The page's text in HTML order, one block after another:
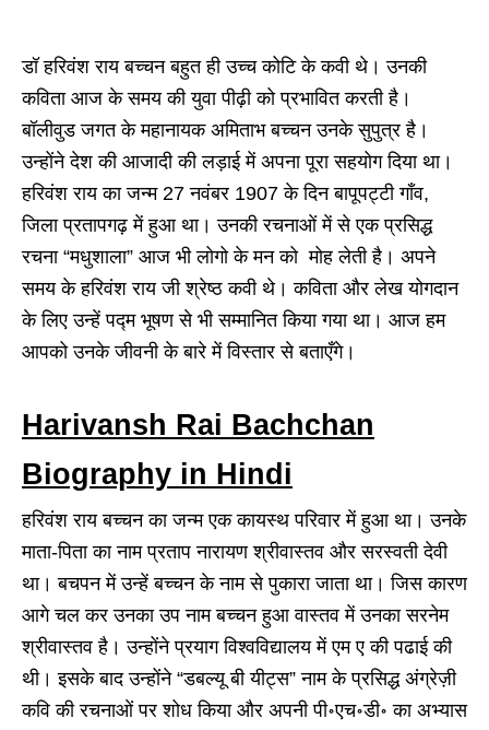
डॉ हरिवंश राय बच्चन बहुत ही उच्च कोटि के कवी थे। उनकी
कविता आज के समय की युवा पीढ़ी को प्रभावित करती है।
बॉलीवुड जगत के महानायक अमिताभ बच्चन उनके सुपुत्र है।
उन्होंने देश की आजादी की लड़ाई में अपना पूरा सहयोग दिया था।
हरिवंश राय का जन्म 27 नवंबर 1907 के दिन बापूपट्टी गाँव,
जिला प्रतापगढ़ में हुआ था। उनकी रचनाओं में से एक प्रसिद्ध
रचना “मधुशाला” आज भी लोगो के मन को मोह लेती है। अपने
समय के हरिवंश राय जी श्रेष्ठ कवी थे। कविता और लेख योगदान
के लिए उन्हें पद्म भूषण से भी सम्मानित किया गया था। आज हम
आपको उनके जीवनी के बारे में विस्तार से बताएँगे।
Harivansh Rai Bachchan
Biography in Hindi
हरिवंश राय बच्चन का जन्म एक कायस्थ परिवार में हुआ था। उनके
माता-पिता का नाम प्रताप नारायण श्रीवास्तव और सरस्वती देवी
था। बचपन में उन्हें बच्चन के नाम से पुकारा जाता था। जिस कारण
आगे चल कर उनका उप नाम बच्चन हुआ वास्तव में उनका सरनेम
श्रीवास्तव है। उन्होंने प्रयाग विश्वविद्यालय में एम ए की पढाई की
थी। इसके बाद उन्होंने “डबल्यू बी यीट्स” नाम के प्रसिद्ध अंग्रेज़ी
कवि की रचनाओं पर शोध किया और अपनी पी॰एच॰डी॰ का अभ्यास